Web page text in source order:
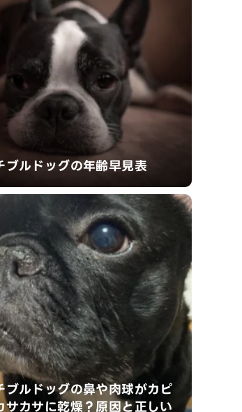
ブルドッグの年齢早見表
ブルドッグの鼻や肉球がカピ
サカサに乾燥？原因と正しい